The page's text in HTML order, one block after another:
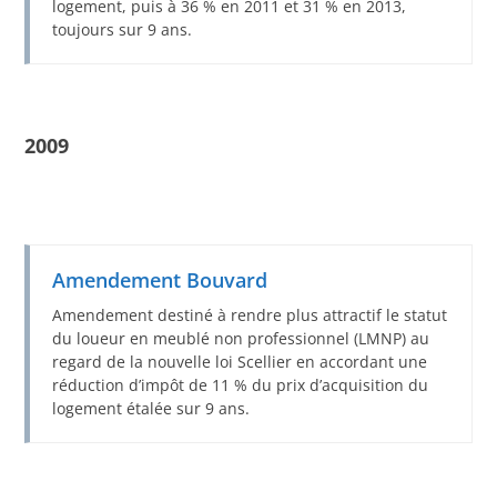
logement, puis à 36 % en 2011 et 31 % en 2013,
toujours sur 9 ans.
2009
Amendement Bouvard
Amendement destiné à rendre plus attractif le statut
du loueur en meublé non professionnel (LMNP) au
regard de la nouvelle loi Scellier en accordant une
réduction d’impôt de 11 % du prix d’acquisition du
logement étalée sur 9 ans.